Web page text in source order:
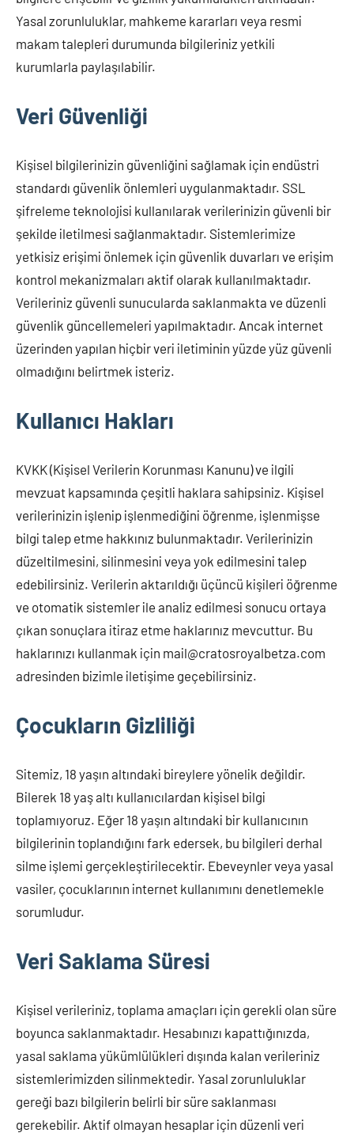
Yasal zorunluluklar, mahkeme kararları veya resmi
makam talepleri durumunda bilgileriniz yetkili
kurumlarla paylaşılabilir.
Veri Güvenliği
Kişisel bilgilerinizin güvenliğini sağlamak için endüstri
standardı güvenlik önlemleri uygulanmaktadır. SSL
şifreleme teknolojisi kullanılarak verilerinizin güvenli bir
şekilde iletilmesi sağlanmaktadır. Sistemlerimize
yetkisiz erişimi önlemek için güvenlik duvarları ve erişim
kontrol mekanizmaları aktif olarak kullanılmaktadır.
Verileriniz güvenli sunucularda saklanmakta ve düzenli
güvenlik güncellemeleri yapılmaktadır. Ancak internet
üzerinden yapılan hiçbir veri iletiminin yüzde yüz güvenli
olmadığını belirtmek isteriz.
Kullanıcı Hakları
KVKK (Kişisel Verilerin Korunması Kanunu) ve ilgili
mevzuat kapsamında çeşitli haklara sahipsiniz. Kişisel
verilerinizin işlenip işlenmediğini öğrenme, işlenmişse
bilgi talep etme hakkınız bulunmaktadır. Verilerinizin
düzeltilmesini, silinmesini veya yok edilmesini talep
edebilirsiniz. Verilerin aktarıldığı üçüncü kişileri öğrenme
ve otomatik sistemler ile analiz edilmesi sonucu ortaya
çıkan sonuçlara itiraz etme haklarınız mevcuttur. Bu
haklarınızı kullanmak için mail@cratosroyalbetza.com
adresinden bizimle iletişime geçebilirsiniz.
Çocukların Gizliliği
Sitemiz, 18 yaşın altındaki bireylere yönelik değildir.
Bilerek 18 yaş altı kullanıcılardan kişisel bilgi
toplamıyoruz. Eğer 18 yaşın altındaki bir kullanıcının
bilgilerinin toplandığını fark edersek, bu bilgileri derhal
silme işlemi gerçekleştirilecektir. Ebeveynler veya yasal
vasiler, çocuklarının internet kullanımını denetlemekle
sorumludur.
Veri Saklama Süresi
Kişisel verileriniz, toplama amaçları için gerekli olan süre
boyunca saklanmaktadır. Hesabınızı kapattığınızda,
yasal saklama yükümlülükleri dışında kalan verileriniz
sistemlerimizden silinmektedir. Yasal zorunluluklar
gereği bazı bilgilerin belirli bir süre saklanması
gerekebilir. Aktif olmayan hesaplar için düzenli veri